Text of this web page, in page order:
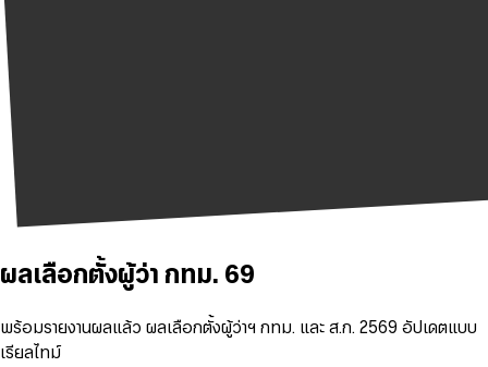
ผลเลือกตั้งผู้ว่า กทม. 69
พร้อมรายงานผลแล้ว ผลเลือกตั้งผู้ว่าฯ กทม. และ ส.ก. 2569 อัปเดตแบบ
เรียลไทม์